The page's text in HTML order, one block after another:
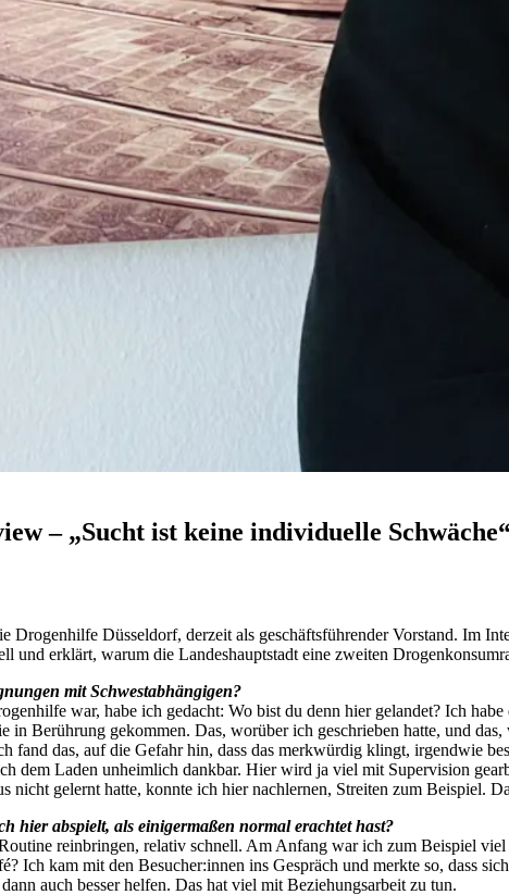
– „Sucht ist keine individuelle
Drogenhilfe Düsseldorf, derzeit als geschäftsführender Vorstand. Im
und erklärt, warum die Landeshauptstadt eine zweiten
mit Schwestabhängigen?
war, habe ich gedacht: Wo bist du denn hier gelandet? Ich
in Berührung gekommen. Das, worüber ich geschrieben hatte, und
fand das, auf die Gefahr hin, dass das merkwürdig klingt, irgendwie
dem Laden unheimlich dankbar. Hier wird ja viel mit Supervision
nicht gelernt hatte, konnte ich hier nachlernen, Streiten zum Beispiel.
hier abspielt, als einigermaßen normal erachtet hast?
reinbringen, relativ schnell. Am Anfang war ich zum Beispiel
Ich kam mit den Besucher:innen ins Gespräch und merkte so, dass
auch besser helfen. Das hat viel mit Beziehungsarbeit zu tun.